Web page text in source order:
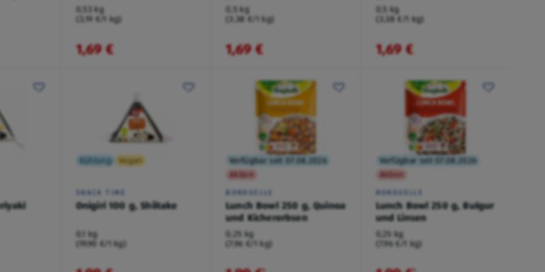
0,53 kg
(3,19 €/1 kg)
1,69 €
0,5 kg
(3,38 €/1 kg)
1,69 €
0,5 kg
(3,38 €/1 kg)
1,69 €
Kühlung Vegan
SNACK TIME
Onigiri 100 g, Shiitake
0,1 kg
(19,90 €/1 kg)
Verfügbar seit 07.08.2026
Aktion
BONDUELLE
Lunch Bowl 250 g, Quinoa
und Kichererbsen
0,25 kg
(7,96 €/1 kg)
Verfügbar seit 07.08.2026
Aktion
BONDUELLE
Lunch Bowl 250 g, Bulgur
und Linsen
0,25 kg
(7,96 €/1 kg)